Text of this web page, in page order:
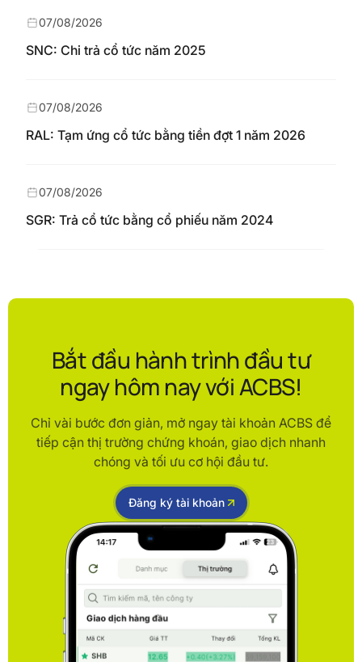
SNC: Chi trả cổ tức năm 2025
07/08/2026
RAL: Tạm ứng cổ tức bằng tiền đợt 1 năm 2026
07/08/2026
SGR: Trả cổ tức bằng cổ phiếu năm 2024
07/08/2026
Bắt đầu hành trình đầu tư
ngay hôm nay với ACBS!
Chỉ vài bước đơn giản, mở ngay tài khoản ACBS để
tiếp cận thị trường chứng khoán, giao dịch nhanh
chóng và tối ưu cơ hội đầu tư.
Đăng ký tài khoản